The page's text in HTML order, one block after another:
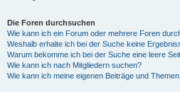
Die Foren durchsuchen
Wie kann ich ein Forum oder mehrere Foren
Weshalb erhalte ich bei der Suche keine
Warum bekomme ich bei der Suche eine leere
Wie kann ich nach Mitgliedern suchen?
Wie kann ich meine eigenen Beiträge und